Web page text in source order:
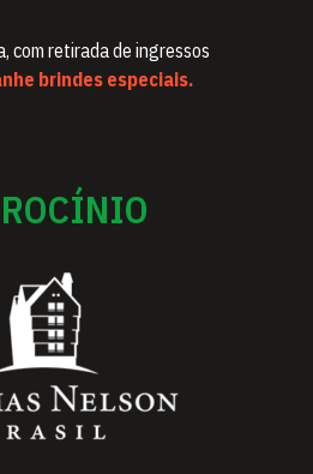
com retirada de ingressos
brindes especiais.